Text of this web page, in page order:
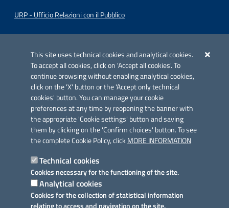
This site uses technical cookies and analytical cookies.
To accept all cookies, click on 'Accept all cookies'. To
continue browsing without enabling analytical cookies,
click on the 'X' button or the 'Accept only technical
cookies' button. You can manage your cookie
preferences at any time by reopening the banner with
the appropriate 'Cookie settings' button and saving
them by clicking on the 'Confirm choices' button. To see
the complete Cookie Policy, clickMORE INFORMATION
Technical cookies
Cookies necessary for the functioning of the site.
Analytical cookies
Cookies for the collection of statistical information
relating to access and navigation on the site.
URP - Ufficio Relazioni con il Pubblico
Azione 2.3.
Link utili
Informativa privacy
Dichiarazione di accessibilità
Note legali